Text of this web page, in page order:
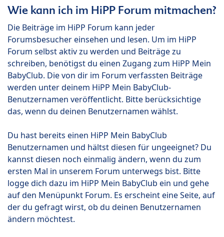
Wie kann ich im HiPP Forum mitmachen?
Die Beiträge im HiPP Forum kann jeder
Forumsbesucher einsehen und lesen. Um im HiPP
Forum selbst aktiv zu werden und Beiträge zu
schreiben, benötigst du einen Zugang zum HiPP Mein
BabyClub. Die von dir im Forum verfassten Beiträge
werden unter deinem HiPP Mein BabyClub-
Benutzernamen veröffentlicht. Bitte berücksichtige
das, wenn du deinen Benutzernamen wählst.
Du hast bereits einen HiPP Mein BabyClub
Benutzernamen und hältst diesen für ungeeignet? Du
kannst diesen noch einmalig ändern, wenn du zum
ersten Mal in unserem Forum unterwegs bist. Bitte
logge dich dazu im HiPP Mein BabyClub ein und gehe
auf den Menüpunkt Forum. Es erscheint eine Seite, auf
der du gefragt wirst, ob du deinen Benutzernamen
ändern möchtest.